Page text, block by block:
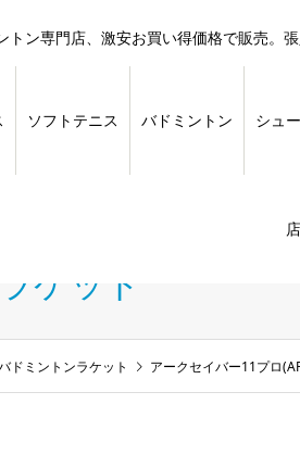
ン専門店、激安お買い得価格で販売。
ソフトテニス バドミントン シュ
ケット
ドミントンラケット アークセイバー11プロ